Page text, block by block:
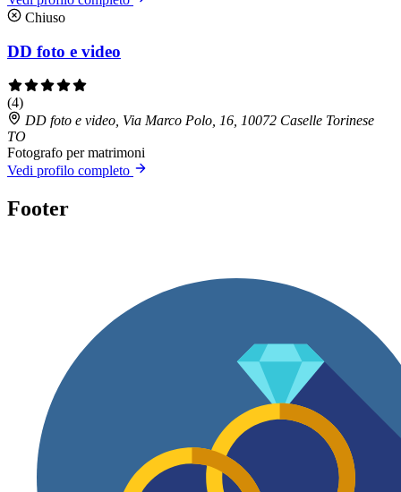
Chiuso
DD foto e video
(4)
DD foto e video, Via Marco Polo, 16, 10072 Caselle Torinese
TO
Fotografo per matrimoni
Vedi profilo completo
Footer